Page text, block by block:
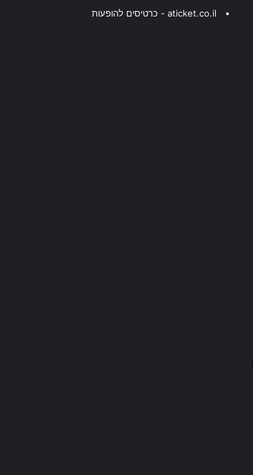
aticket.co.il - כרטיסים להופעות